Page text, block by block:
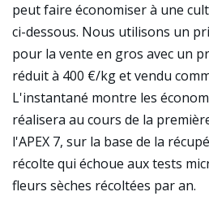
peut faire économiser à une
ci-dessous. Nous utilisons un
pour la vente en gros avec un
réduit à 400 €/kg et vendu
L'instantané montre les
réalisera au cours de la
l'APEX 7, sur la base de la
récolte qui échoue aux tests
fleurs sèches récoltées par an.